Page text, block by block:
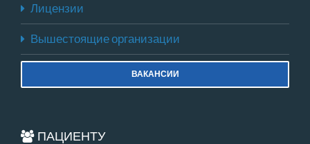
Лицензии
Вышестоящие организации
ВАКАНСИИ
ПАЦИЕНТУ